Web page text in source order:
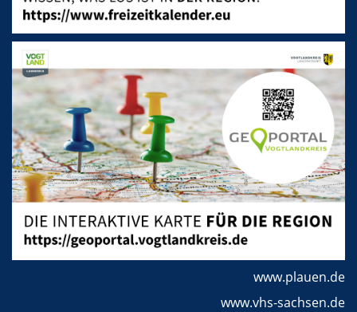
www.plauen.de
www.vhs-sachsen.de